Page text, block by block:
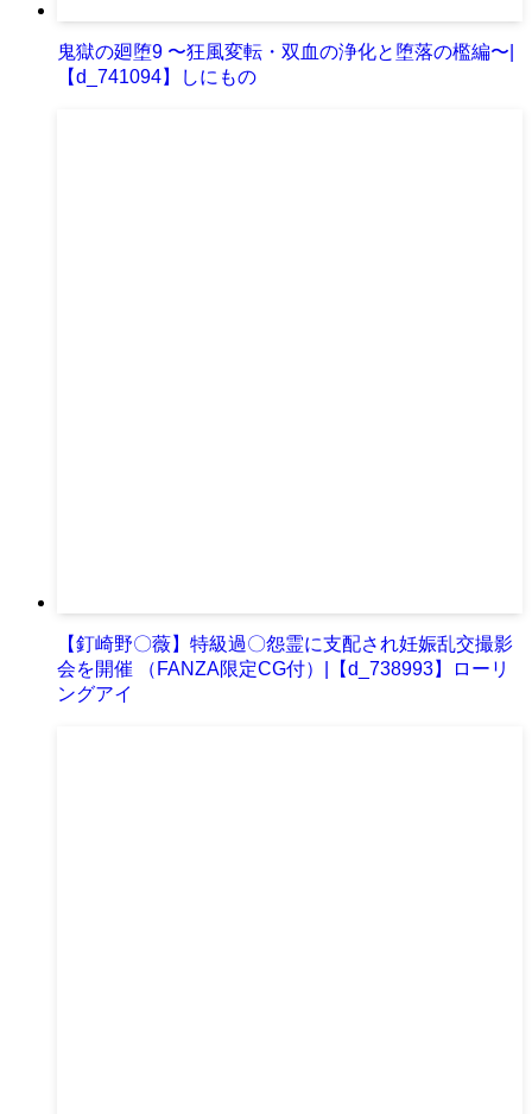
鬼獄の廻堕9 〜狂風変転・双血の浄化と堕落の檻編〜|
【d_741094】しにもの
【釘崎野〇薇】特級過〇怨霊に支配され妊娠乱交撮影
会を開催 （FANZA限定CG付）|【d_738993】ローリ
ングアイ